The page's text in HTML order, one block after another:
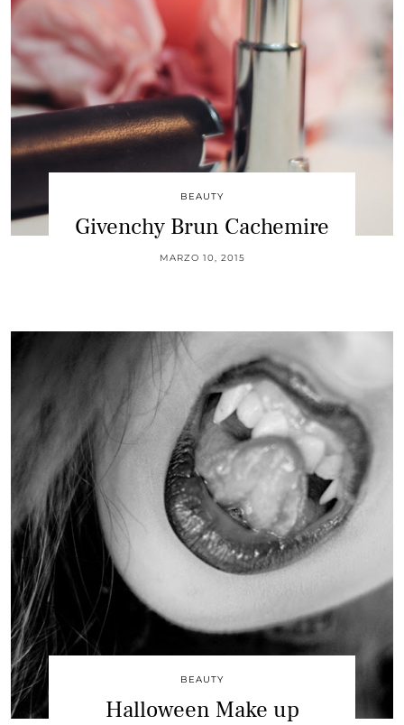
BEAUTY
Givenchy Brun Cachemire
MARZO 10, 2015
BEAUTY
Halloween Make up